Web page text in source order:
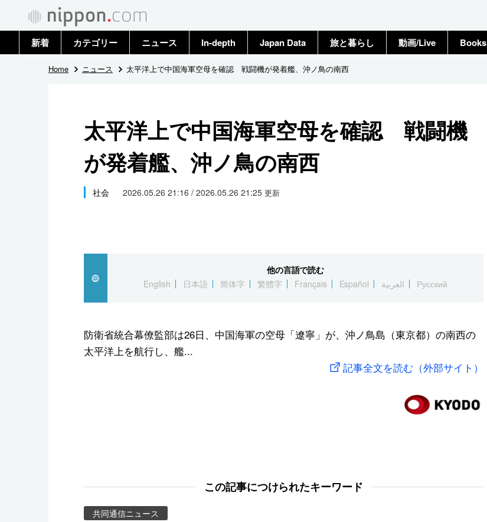
新着 カテゴリー
政治・外交
国際
社会
文化
スポーツ・東京2020
ニュース
トップ
In-depth Japan Data 旅と暮らし 動画/Live Books
Home ニュース 太平洋上で中国海軍空母を確認 戦闘機が発着艦、沖ノ鳥の南西
太平洋上で中国海軍空母を確認 戦闘機
が発着艦、沖ノ鳥の南西
社会 2026.05.26 21:16 / 2026.05.26 21:25 更新
他の言語で読む
English
日本語 简体字 繁體字 Français Español العربية Русский
防衛省統合幕僚監部は26日、中国海軍の空母「遼寧」が、沖ノ鳥島（東京都）の南西の
太平洋上を航行し、艦...
記事全文を読む（外部サイト）
この記事につけられたキーワード
共同通信ニュース